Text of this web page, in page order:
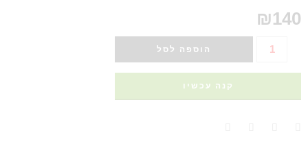
₪140
הוספה לסל
קנה עכשיו